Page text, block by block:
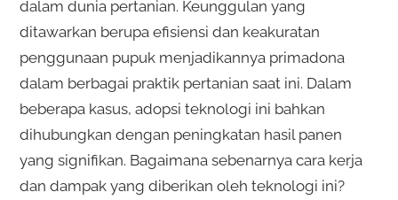
dalam dunia pertanian. Keunggulan yang
ditawarkan berupa efisiensi dan keakuratan
penggunaan pupuk menjadikannya primadona
dalam berbagai praktik pertanian saat ini. Dalam
beberapa kasus, adopsi teknologi ini bahkan
dihubungkan dengan peningkatan hasil panen
yang signifikan. Bagaimana sebenarnya cara kerja
dan dampak yang diberikan oleh teknologi ini?